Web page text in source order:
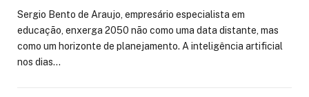
Sergio Bento de Araujo, empresário especialista em
educação, enxerga 2050 não como uma data distante, mas
como um horizonte de planejamento. A inteligência artificial
nos dias…